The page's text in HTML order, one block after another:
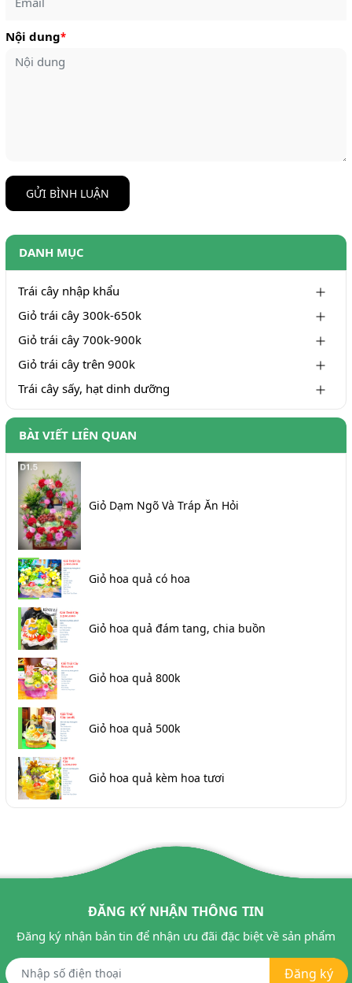
Nội dung*
GỬI BÌNH LUẬN
DANH MỤC
Trái cây nhập khẩu
Giỏ trái cây 300k-650k
Giỏ trái cây 700k-900k
Giỏ trái cây trên 900k
Trái cây sấy, hạt dinh dưỡng
BÀI VIẾT LIÊN QUAN
Giỏ Dạm Ngõ Và Tráp Ăn Hỏi
Giỏ hoa quả có hoa
Giỏ hoa quả đám tang, chia buồn
Giỏ hoa quả 800k
Giỏ hoa quả 500k
Giỏ hoa quả kèm hoa tươi
ĐĂNG KÝ NHẬN THÔNG TIN
Đăng ký nhận bản tin để nhận ưu đãi đặc biệt về sản phẩm
Đăng ký